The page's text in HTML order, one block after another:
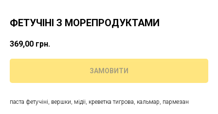
ФЕТУЧІНІ З МОРЕПРОДУКТАМИ
369,00 грн.
ЗАМОВИТИ
паста фетучіні, вершки, мідіі, креветка тигрова, кальмар, пармезан